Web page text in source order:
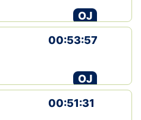
OJ
00:53:57
OJ
00:51:31